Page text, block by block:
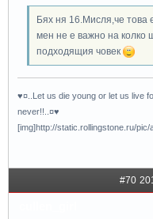
Бях ня 16.Мисля,че това
мен не е важно на колко
подходящия човек
♥¤..Let us die young or let us live
never!!..¤♥
[img]http://static.rollingstone.ru/
#70